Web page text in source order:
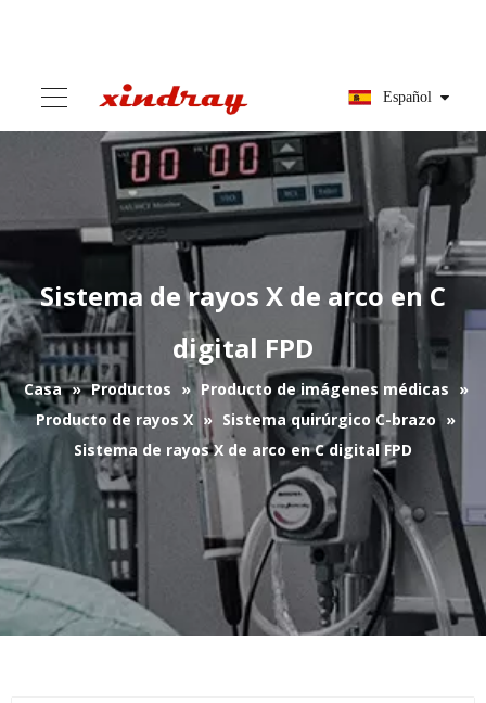
Sistema de rayos X de arco en C
digital FPD
Casa Productos » Producto de imágenes médicas
»
Producto de rayos X » Sistema quirúrgico C-brazo »
Sistema de rayos X de arco en C digital FPD